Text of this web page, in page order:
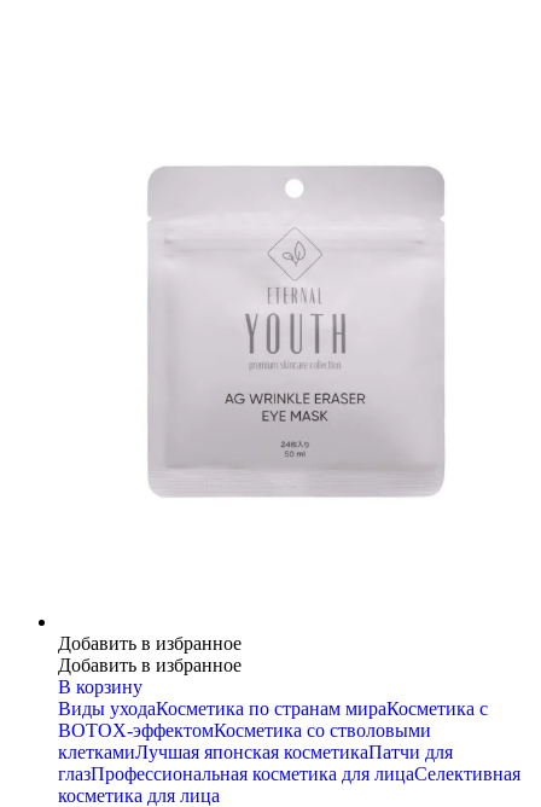
Добавить в избранное
Добавить в избранное
В корзину
Виды уходаКосметика по странам мираКосметика с
BOTOX-эффектомКосметика со стволовыми
клеткамиЛучшая японская косметикаПатчи для
глазПрофессиональная косметика для лицаСелективная
косметика для лица